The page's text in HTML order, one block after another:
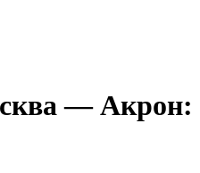
― Акрон: